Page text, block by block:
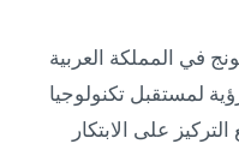
في المملكة العربية
لمستقبل تكنولوجيا
على الابتكار